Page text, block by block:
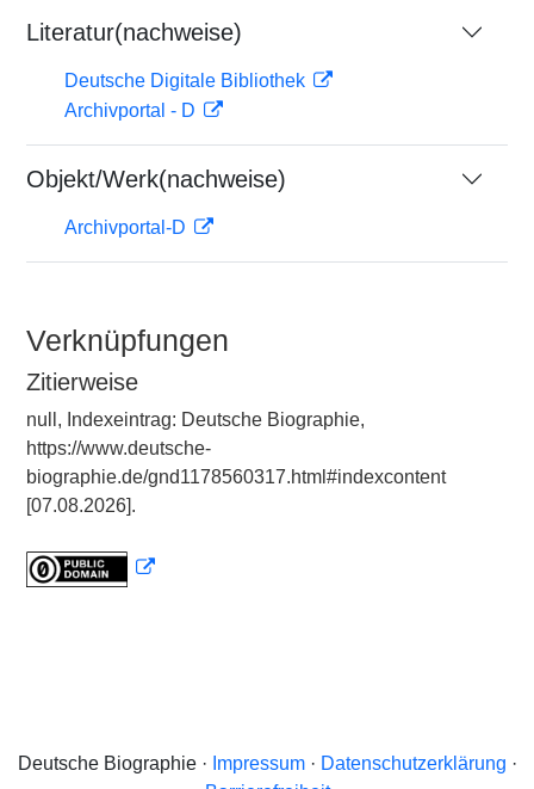
Literatur(nachweise)
Deutsche Digitale Bibliothek
Archivportal - D
Objekt/Werk(nachweise)
Archivportal-D
Verknüpfungen
Zitierweise
null, Indexeintrag: Deutsche Biographie,
https://www.deutsche-
biographie.de/gnd1178560317.html#indexcontent
[07.08.2026].
Deutsche Biographie · Impressum· Datenschutzerklärung ·